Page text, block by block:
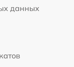
данных